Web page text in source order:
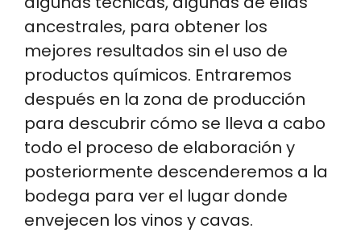
ancestrales, para obtener los
mejores resultados sin el uso de
productos químicos. Entraremos
después en la zona de producción
para descubrir cómo se lleva a cabo
todo el proceso de elaboración y
posteriormente descenderemos a la
bodega para ver el lugar donde
envejecen los vinos y cavas.